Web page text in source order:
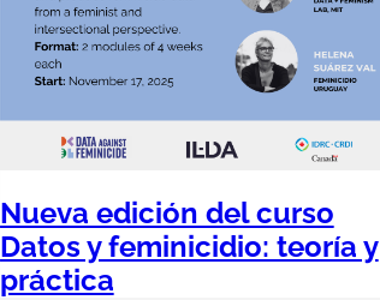
Nueva edición del curso
Datos y feminicidio: teoría y
práctica